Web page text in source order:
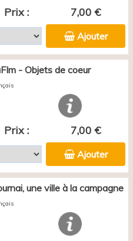
Prix : 7,00 €
Ajouter
- Objets de coeur
Prix : 7,00 €
Ajouter
une ville à la campagne